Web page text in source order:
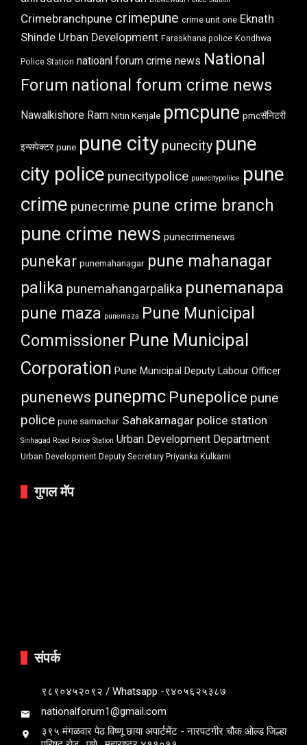
Crimebranchpune crimepune crime unit one Eknath
Shinde Urban Development Faraskhana police Kondhwa
Police Station natioanl forum crime news National
Forum national forum crime news
Nawalkishore Ram Nitin Kenjale pmcpune pmcसॅनिटरी
इन्सपेक्टर pune pune city punecity pune
city police punecitypolice punecitypoliice pune
crime punecrime pune crime branch
pune crime news punecrimenews
punekar punemahanagar pune mahanagar
palika punemahangarpalika punemanapa
pune maza punemaza
Pune Municipal
Commissioner Pune Municipal
Corporation Pune Municipal Deputy Labour Officer
punenews punepmc Punepolice pune
police pune samachar Sahakarnagar police station
Sinhagad Road Police Station Urban Development Department
Urban Development Deputy Secretary Priyanka Kulkarni
गुगल मॅप
संपर्क
९८९०४५२०९२ / Whatsapp -९४०५६२५३८७
nationalforum1@gmail.com
३९५ मंगळवार पेठ विष्णू छाया अपार्टमेंट - नारपटगीर चौक ओल्ड जिल्हा